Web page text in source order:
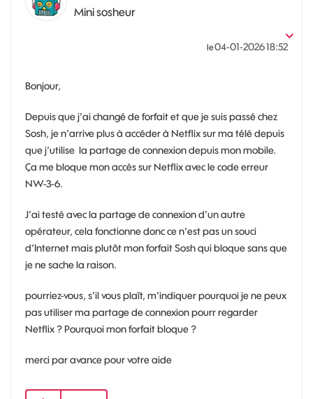
Mini sosheur
le‎04-01-202618:52
Bonjour,
Depuis que j’ai changé de forfait et que je suis passé chez
Sosh, je n’arrive plus à accéder à Netflix sur ma télé depuis
que j’utilise la partage de connexion depuis mon mobile.
Ça me bloque mon accès sur Netflix avec le code erreur
NW-3-6.
J’ai testé avec la partage de connexion d’un autre
opérateur, cela fonctionne donc ce n’est pas un souci
d’Internet mais plutôt mon forfait Sosh qui bloque sans que
je ne sache la raison.
pourriez-vous, s’il vous plaît, m’indiquer pourquoi je ne peux
pas utiliser ma partage de connexion pourr regarder
Netflix ? Pourquoi mon forfait bloque ?
merci par avance pour votre aide